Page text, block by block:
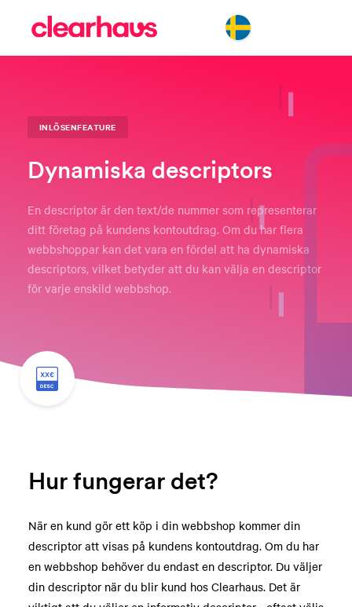
INLÖSENFEATURE
Dynamiska descriptors
En descriptor är den text/de nummer som representerar
ditt företag på kundens kontoutdrag. Om du har flera
webbshoppar kan det vara en fördel att ha dynamiska
descriptors, vilket betyder att du kan välja en descriptor
för varje enskild webbshop.
Hur fungerar det?
När en kund gör ett köp i din webbshop kommer din
descriptor att visas på kundens kontoutdrag. Om du har
en webbshop behöver du endast en descriptor. Du väljer
din descriptor när du blir kund hos Clearhaus. Det är